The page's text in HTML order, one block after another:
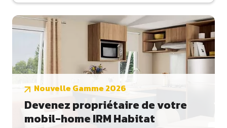
Nouvelle Gamme 2026
Devenez propriétaire de votre
mobil-home IRM Habitat